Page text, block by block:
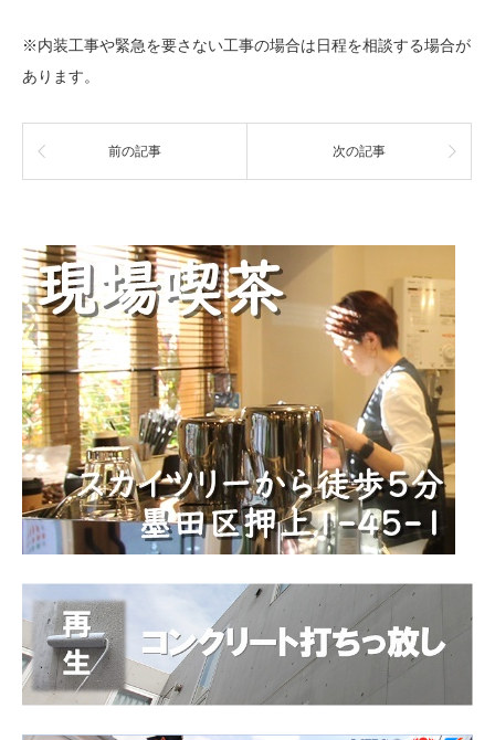
※内装工事や緊急を要さない工事の場合は日程を相談する場合が
あります。
前の記事 次の記事